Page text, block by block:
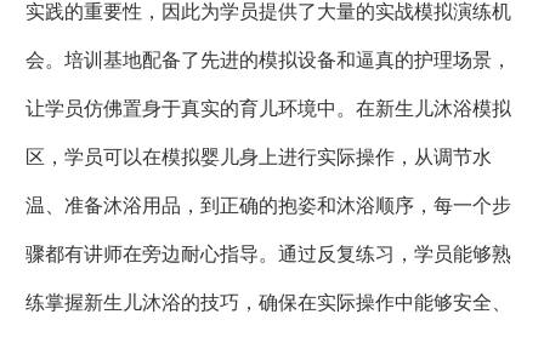
实践的重要性，因此为学员提供了大量的实战模拟演练机
会。培训基地配备了先进的模拟设备和逼真的护理场景，
让学员仿佛置身于真实的育儿环境中。在新生儿沐浴模拟
区，学员可以在模拟婴儿身上进行实际操作，从调节水
温、准备沐浴用品，到正确的抱姿和沐浴顺序，每一个步
骤都有讲师在旁边耐心指导。通过反复练习，学员能够熟
练掌握新生儿沐浴的技巧，确保在实际操作中能够安全、